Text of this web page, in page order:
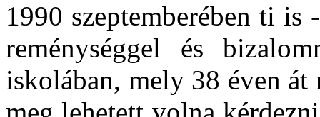
1990 szeptemberében ti
reménységgel és
iskolában, mely 38 éven